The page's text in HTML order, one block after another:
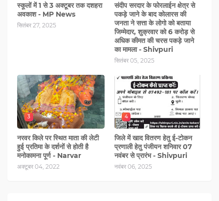
स्कूलों में 1 से 3 अक्टूबर तक दशहरा
अवकाश - MP News
सितंबर 27, 2025
संदीप सरदार के फोरलाईन क्षेत्र से
पकड़े जाने के बाद कोलारस की
जनता ने सत्ता के लोगो को बताया
जिम्मेदार, शुक्रवार को 6 करोड़ से
अधिक कीमत की चरस पकड़े जाने
का मामला - Shivpuri
सितंबर 05, 2025
3
नरवर किले पर स्थित माता की लेटी
हुई प्रतिमा के दर्शनों से होती है
मनोकामना पूर्ण - Narvar
अक्टूबर 04, 2022
4
जिले में खाद वितरण हेतु ई-टोकन
प्रणाली हेतु पंजीयन शनिवार 07
नवंबर से प्रारंभ - Shivpuri
नवंबर 06, 2025